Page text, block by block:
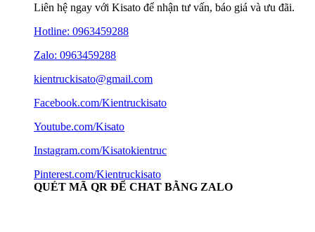
Liên hệ ngay với Kisato để nhận tư vấn, báo giá và ưu đãi.
Hotline: 0963459288
Zalo: 0963459288
kientruckisato@gmail.com
Facebook.com/Kientruckisato
Youtube.com/Kisato
Instagram.com/Kisatokientruc
Pinterest.com/Kientruckisato
QUÉT MÃ QR ĐỂ CHAT BẰNG ZALO